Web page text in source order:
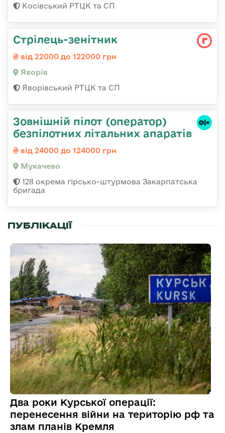
Косівський РТЦК та СП
Стрілець-зенітник
від 22000 до 122000 грн
Яворів
Яворівський РТЦК та СП
Зовнішній пілот (оператор)
безпілотних літальних апаратів
від 24000 до 124000 грн
Мукачево
128 окрема гірсько-штурмова Закарпатська
бригада
ПУБЛІКАЦІЇ
Два роки Курської операції:
перенесення війни на територію рф та
злам планів Кремля